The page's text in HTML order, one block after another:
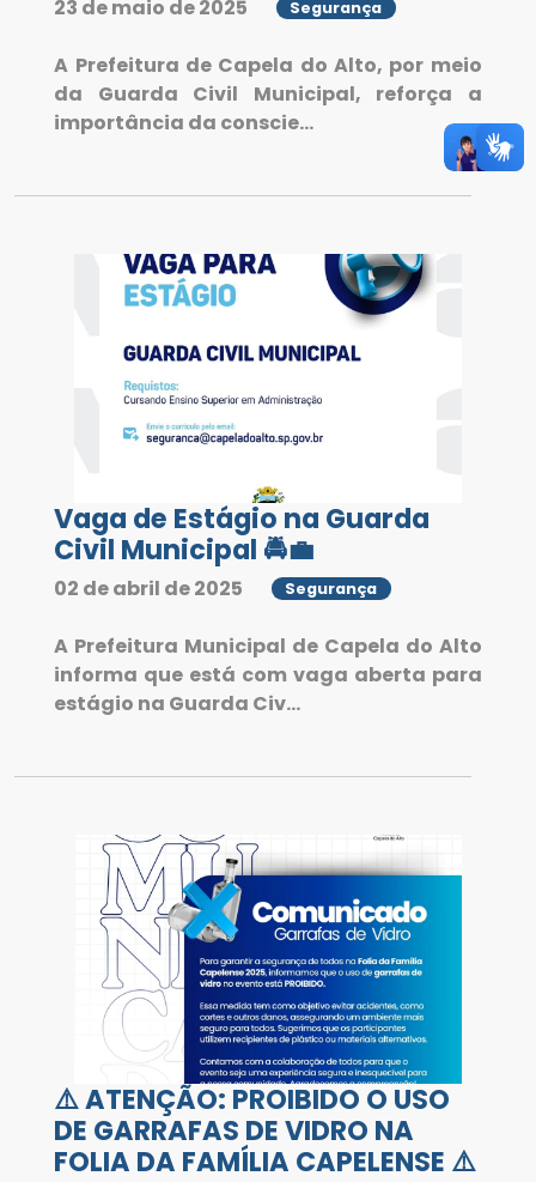
23 de maio de 2025 Segurança
A Prefeitura de Capela do Alto, por meio
da Guarda Civil Municipal, reforça a
importância da conscie...
Vaga de Estágio na Guarda
Civil Municipal 🚔💼
02 de abril de 2025 Segurança
A Prefeitura Municipal de Capela do Alto
informa que está com vaga aberta para
estágio na Guarda Civ...
⚠️ ATENÇÃO: PROIBIDO O USO
DE GARRAFAS DE VIDRO NA
FOLIA DA FAMÍLIA CAPELENSE ⚠️